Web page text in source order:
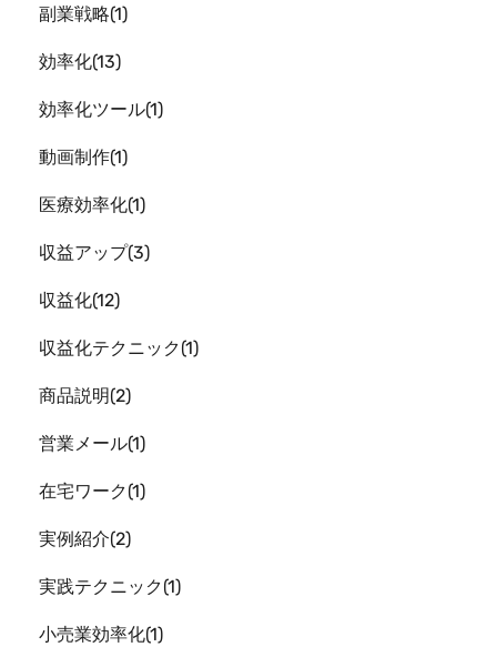
副業戦略 1
効率化 13
効率化ツール 1
動画制作 1
医療効率化 1
収益アップ 3
収益化 12
収益化テクニック 1
商品説明 2
営業メール 1
在宅ワーク 1
実例紹介 2
実践テクニック 1
小売業効率化 1